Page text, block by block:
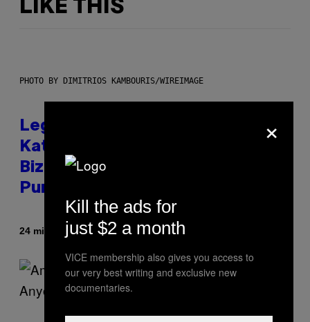
LIKE THIS
PHOTO BY DIMITRIOS KAMBOURIS/WIREIMAGE
Legendary Music Manager Peter
Katsis, Who Worked With Limp
Bizkit and The Smashing
Pumpkins, Has Died
24 minutes agoByStephen Andrew Galiher
×
Kill the ads for
just $2 a month
VICE membership also gives you access to
our very best writing and exclusive new
documentaries.